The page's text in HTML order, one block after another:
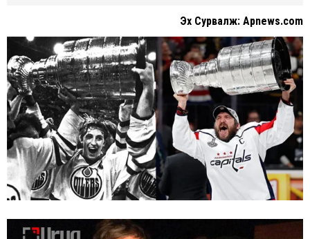
Эx Сурвалж: Apnews.com